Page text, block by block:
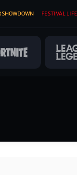
SHOWDOWN FESTIVAL